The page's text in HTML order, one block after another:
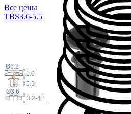
Все цены
TBS3.6-5.5
Ø3.6
3.2-4.1
1.6
5.5
Ø6.2